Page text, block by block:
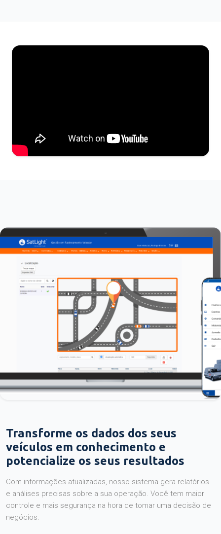
Transforme os dados dos seus
veículos em conhecimento e
potencialize os seus resultados
Com informações atualizadas, nosso sistema gera relatórios
e análises precisas sobre a sua operação. Você tem maior
controle e mais segurança na hora de tomar uma decisão de
negócios.